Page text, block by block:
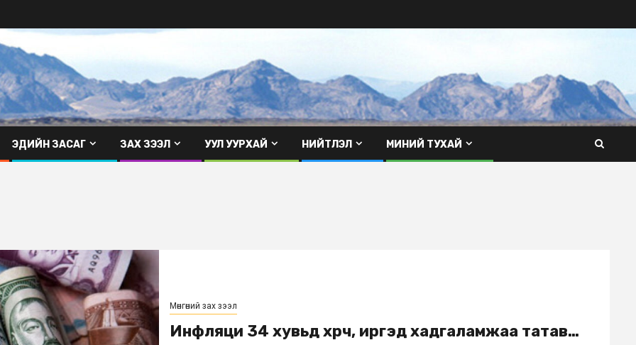
ЭДИЙН ЗАСАГ ЗАХ ЗЭЭЛ УУЛ УУРХАЙ НИЙТЛЭЛ МИНИЙ ТУХАЙ
Мөнгөний зах зээл
Инфляци 34 хувьд хүрч, иргэд хадгаламжаа татав…